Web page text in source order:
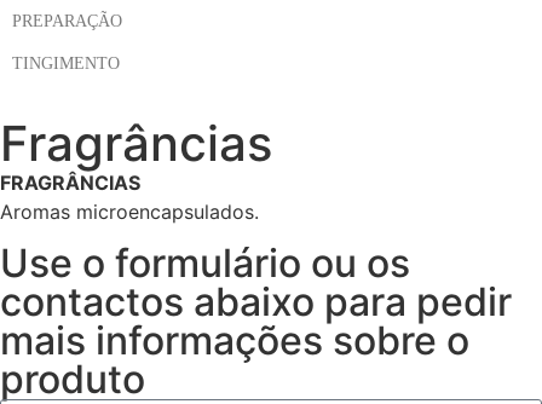
PREPARAÇÃO
TINGIMENTO
Fragrâncias
FRAGRÂNCIAS
Aromas microencapsulados.
Use o formulário ou os
contactos abaixo para pedir
mais informações sobre o
produto